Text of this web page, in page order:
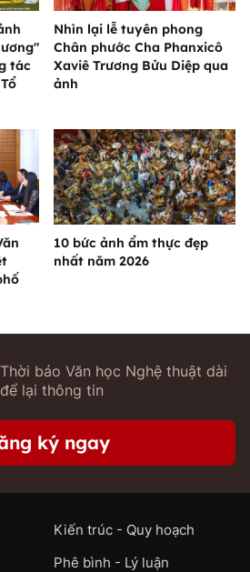
tác
Nhìn lại lễ tuyên phong
Chân phước Cha Phanxicô
Xaviê Trương Bửu Diệp qua
ảnh
10 bức ảnh ẩm thực đẹp
nhất năm 2026
báo Văn học Nghệ thuật dài
lại thông tin
ký ngay
Kiến trúc - Quy hoạch
Phê bình - Lý luận